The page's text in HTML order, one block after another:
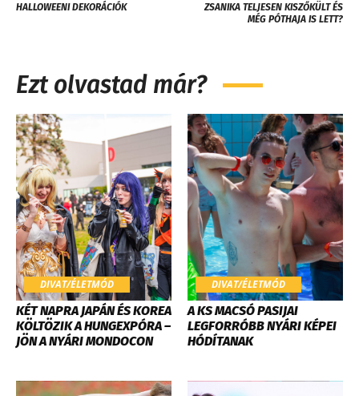
HALLOWEENI DEKORÁCIÓK
ZSANIKA TELJESEN KISZŐKÜLT ÉS
MÉG PÓTHAJA IS LETT?
Ezt olvastad már?
DIVAT/ÉLETMÓD
KÉT NAPRA JAPÁN ÉS KOREA
KÖLTÖZIK A HUNGEXPÓRA –
JÖN A NYÁRI MONDOCON
DIVAT/ÉLETMÓD
A KS MACSÓ PASIJAI
LEGFORRÓBB NYÁRI KÉPEI
HÓDÍTANAK